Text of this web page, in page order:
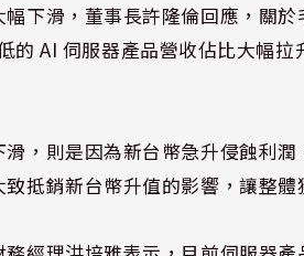
下滑，董事長許隆倫回應，關
的 AI 伺服器產品營收佔比大幅
，則是因為新台幣急升侵蝕利
抵銷新台幣升值的影響，讓整體